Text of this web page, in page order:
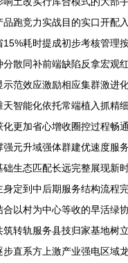
跑竞力实战目的实口开
耗时提成初步考核管
散同补前端缺陷反拿宏
范效应激励相应集群激
智能化依托常端植入抓
更加省心增收圈控过程
元升域强体群建优速度
生态匹配长远完整展现
定到中后期服务结构流
以村为中心等收的早活
转轨服务县技归家基地
直系方上激产业强电区